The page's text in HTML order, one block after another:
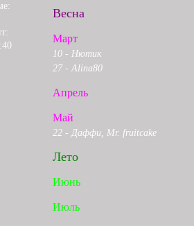
Весна
Март
10 - Нютик
27 - Alina80
Апрель
Май
22 - Даффи, Mr. fruitcake
Лето
Июнь
Июль